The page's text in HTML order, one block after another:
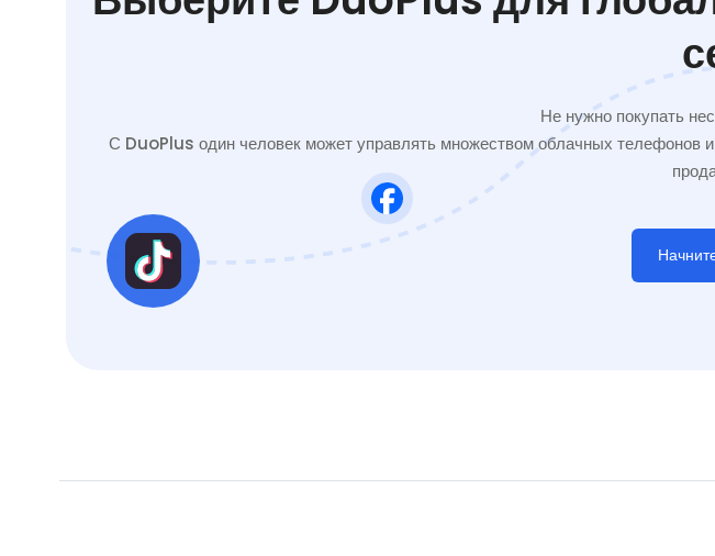
Не нужно покупать
С DuoPlus один человек может управлять множеством облачных телефонов